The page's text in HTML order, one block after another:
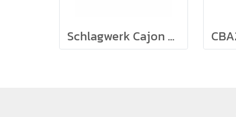
Schlagwerk Cajon Flap